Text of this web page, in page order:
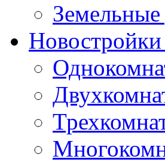
Земельные